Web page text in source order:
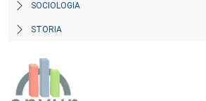
SOCIOLOGIA
STORIA